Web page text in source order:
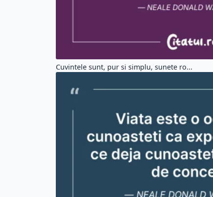
Cuvintele sunt, pur si simplu, sunete ro...